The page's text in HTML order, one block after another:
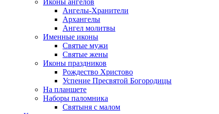
Иконы ангелов
Ангелы-Хранители
Архангелы
Ангел молитвы
Именные иконы
Святые мужи
Святые жены
Иконы праздников
Рождество Христово
Успение Пресвятой Богородицы
На планшете
Наборы паломника
Святыня с малом